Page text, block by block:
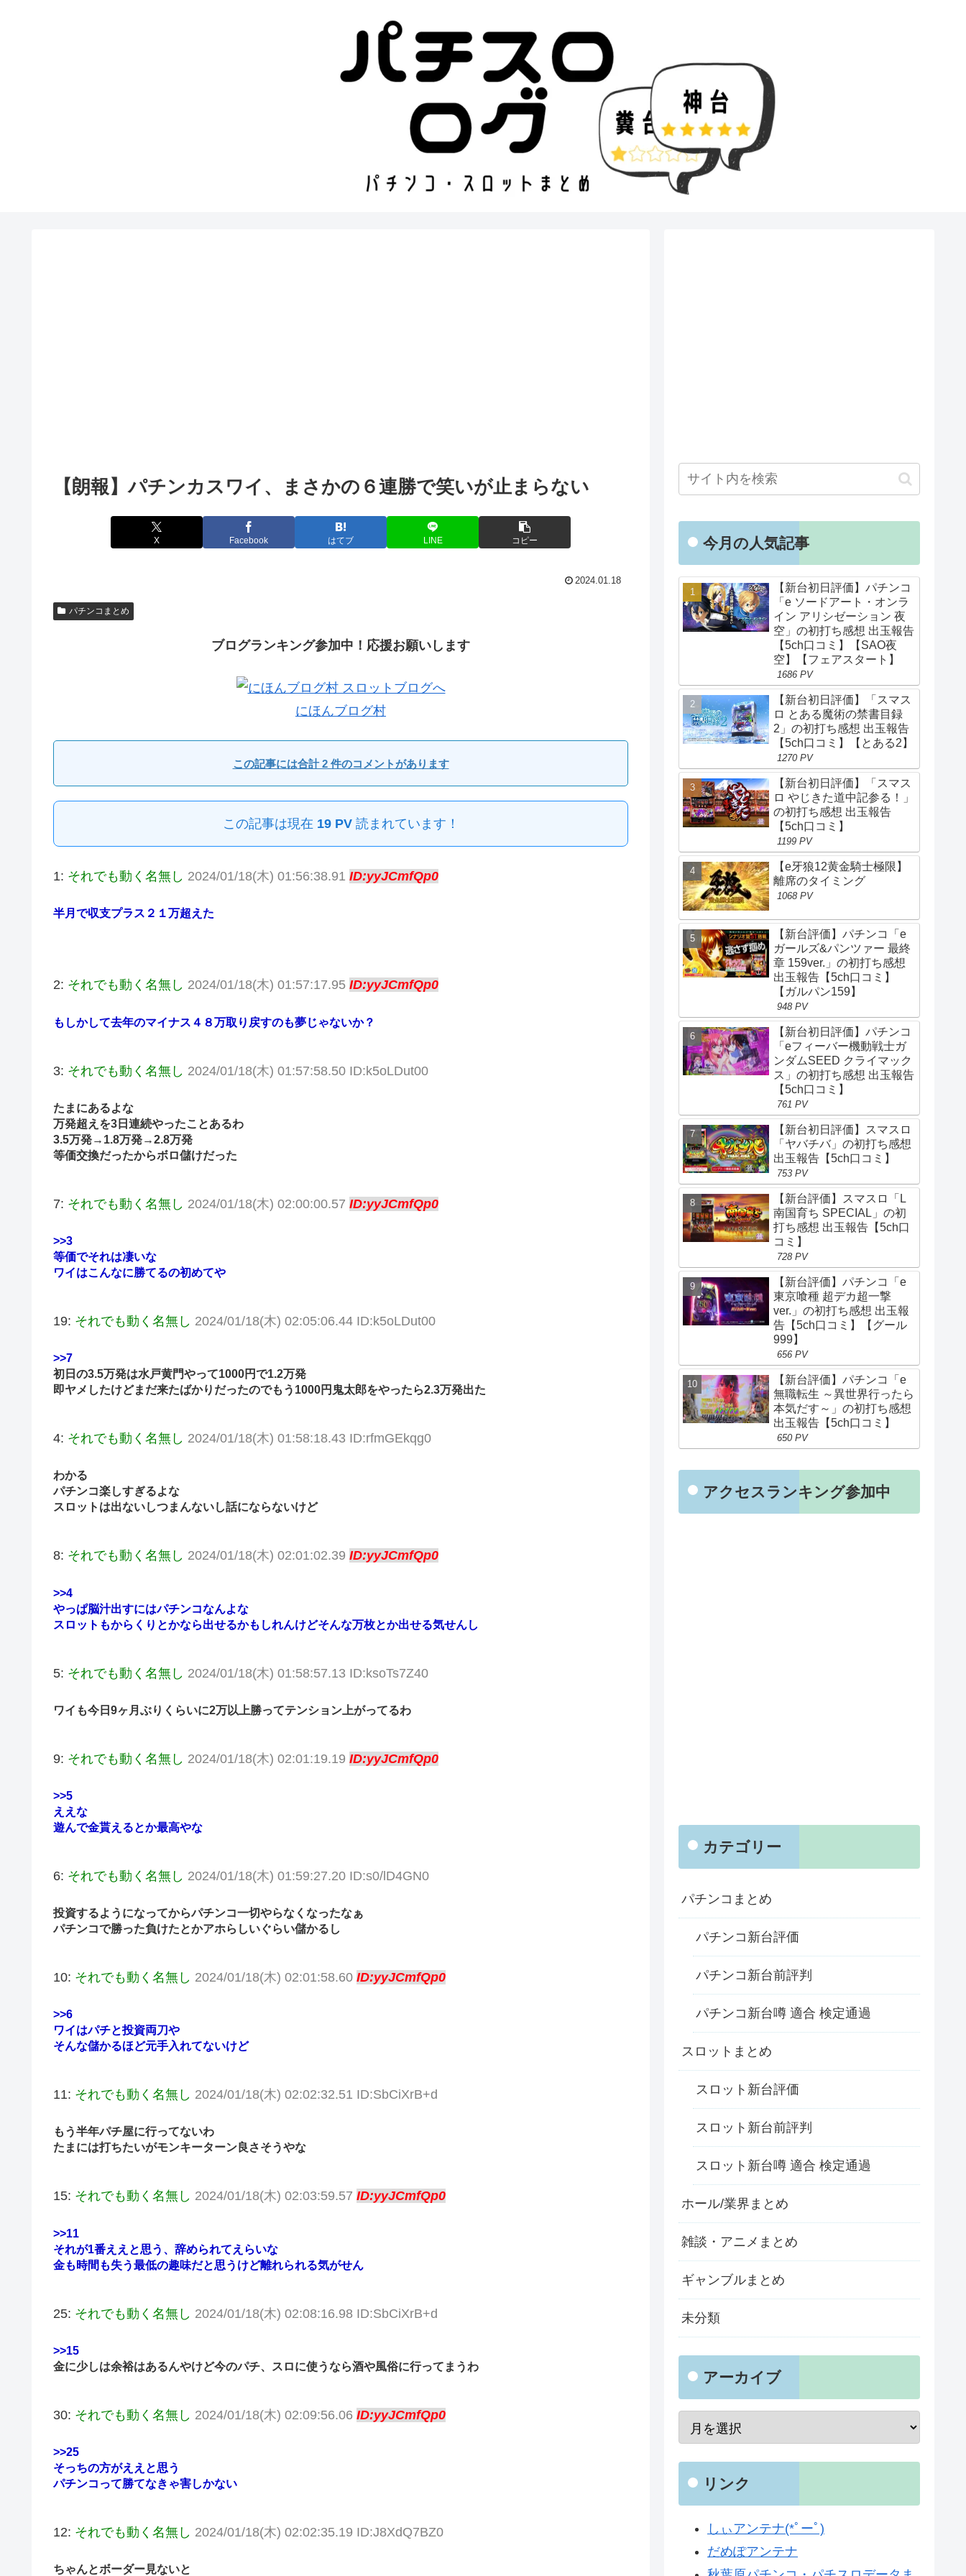
【朗報】パチンカスワイ、まさかの６連勝で笑いが止まらない
X Facebook はてブ LINE コピー
2024.01.18
パチンコまとめ
ブログランキング参加中！応援お願いします
にほんブログ村
この記事には合計 2 件のコメントがあります
この記事は現在 19 PV読まれています！
1: それでも動く名無し 2024/01/18(木) 01:56:38.91 ID:yyJCmfQp0
半月で収支プラス２１万超えた
2: それでも動く名無し 2024/01/18(木) 01:57:17.95 ID:yyJCmfQp0
もしかして去年のマイナス４８万取り戻すのも夢じゃないか？
3: それでも動く名無し 2024/01/18(木) 01:57:58.50 ID:k5oLDut00
たまにあるよな
万発超えを3日連続やったことあるわ
3.5万発→1.8万発→2.8万発
等価交換だったからボロ儲けだった
7: それでも動く名無し 2024/01/18(木) 02:00:00.57 ID:yyJCmfQp0
>>3
等価でそれは凄いな
ワイはこんなに勝てるの初めてや
19: それでも動く名無し 2024/01/18(木) 02:05:06.44 ID:k5oLDut00
>>7
初日の3.5万発は水戸黄門やって1000円で1.2万発
即ヤメしたけどまだ来たばかりだったのでもう1000円鬼太郎をやったら2.3万発出た
4: それでも動く名無し 2024/01/18(木) 01:58:18.43 ID:rfmGEkqg0
わかる
パチンコ楽しすぎるよな
スロットは出ないしつまんないし話にならないけど
8: それでも動く名無し 2024/01/18(木) 02:01:02.39 ID:yyJCmfQp0
>>4
やっぱ脳汁出すにはパチンコなんよな
スロットもからくりとかなら出せるかもしれんけどそんな万枚とか出せる気せんし
5: それでも動く名無し 2024/01/18(木) 01:58:57.13 ID:ksoTs7Z40
ワイも今日9ヶ月ぶりくらいに2万以上勝ってテンション上がってるわ
9: それでも動く名無し 2024/01/18(木) 02:01:19.19 ID:yyJCmfQp0
>>5
ええな
遊んで金貰えるとか最高やな
6: それでも動く名無し 2024/01/18(木) 01:59:27.20 ID:s0/lD4GN0
投資するようになってからパチンコ一切やらなくなったなぁ
パチンコで勝った負けたとかアホらしいぐらい儲かるし
10: それでも動く名無し 2024/01/18(木) 02:01:58.60 ID:yyJCmfQp0
>>6
ワイはパチと投資両刀や
そんな儲かるほど元手入れてないけど
11: それでも動く名無し 2024/01/18(木) 02:02:32.51 ID:SbCiXrB+d
もう半年パチ屋に行ってないわ
たまには打ちたいがモンキーターン良さそうやな
15: それでも動く名無し 2024/01/18(木) 02:03:59.57 ID:yyJCmfQp0
>>11
それが1番ええと思う、辞められてえらいな
金も時間も失う最低の趣味だと思うけど離れられる気がせん
25: それでも動く名無し 2024/01/18(木) 02:08:16.98 ID:SbCiXrB+d
>>15
金に少しは余裕はあるんやけど今のパチ、スロに使うなら酒や風俗に行ってまうわ
30: それでも動く名無し 2024/01/18(木) 02:09:56.06 ID:yyJCmfQp0
>>25
そっちの方がええと思う
パチンコって勝てなきゃ害しかない
12: それでも動く名無し 2024/01/18(木) 02:02:35.19 ID:J8XdQ7BZ0
ちゃんとボーダー見ないと
今月の人気記事
【新台初日評価】パチンコ
「e ソードアート・オンラ
イン アリシゼーション 夜
空」の初打ち感想 出玉報告
【5ch口コミ】【SAO夜
空】【フェアスタート】
1686 PV
【新台初日評価】「スマス
ロ とある魔術の禁書目録
2」の初打ち感想 出玉報告
【5ch口コミ】【とある2】
1270 PV
【新台初日評価】「スマス
ロ やじきた道中記参る！」
の初打ち感想 出玉報告
【5ch口コミ】
1199 PV
【e牙狼12黄金騎士極限】
離席のタイミング
1068 PV
【新台評価】パチンコ「e
ガールズ&パンツァー 最終
章 159ver.」の初打ち感想
出玉報告【5ch口コミ】
【ガルパン159】
948 PV
【新台初日評価】パチンコ
「eフィーバー機動戦士ガ
ンダムSEED クライマック
ス」の初打ち感想 出玉報告
【5ch口コミ】
761 PV
【新台初日評価】スマスロ
「ヤバチバ」の初打ち感想
出玉報告【5ch口コミ】
753 PV
【新台評価】スマスロ「L
南国育ち SPECIAL」の初
打ち感想 出玉報告【5ch口
コミ】
728 PV
【新台評価】パチンコ「e
東京喰種 超デカ超一撃
ver.」の初打ち感想 出玉報
告【5ch口コミ】【グール
999】
656 PV
【新台評価】パチンコ「e
無職転生 ～異世界行ったら
本気だす～」の初打ち感想
出玉報告【5ch口コミ】
650 PV
アクセスランキング参加中
カテゴリー
パチンコまとめ
パチンコ新台評価
パチンコ新台前評判
パチンコ新台噂 適合 検定通過
スロットまとめ
スロット新台評価
スロット新台前評判
スロット新台噂 適合 検定通過
ホール/業界まとめ
雑談・アニメまとめ
ギャンブルまとめ
未分類
アーカイブ
リンク
しぃアンテナ(*ﾟーﾟ)
だめぽアンテナ